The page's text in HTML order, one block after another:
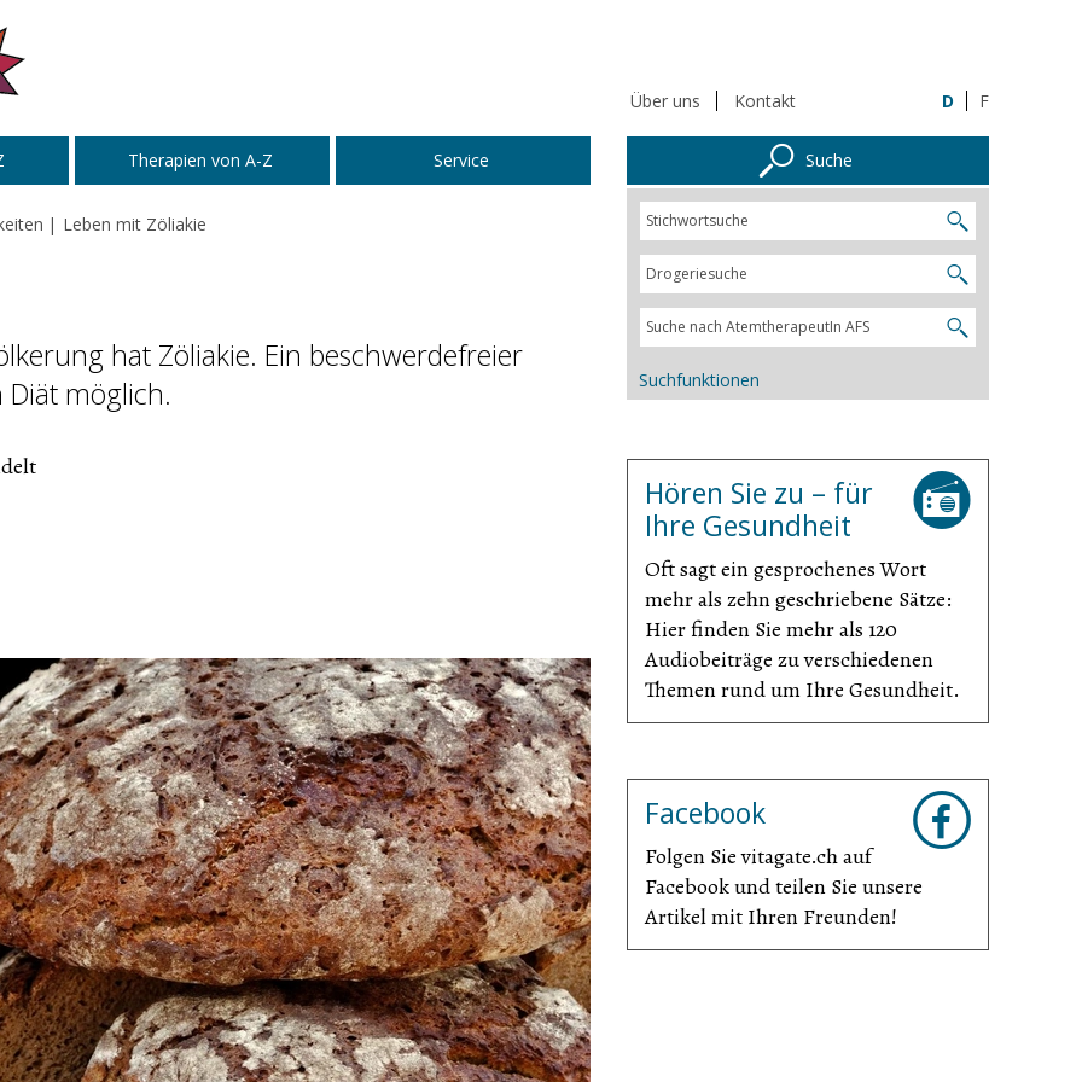
Über uns Kontakt D F
Therapien von A-Z Service
Leben mit Zöliakie
hat Zöliakie. Ein beschwerdefreier
möglich.
Suche
Suchfunktionen
Hören Sie zu – für
Ihre Gesundheit
Oft sagt ein gesprochenes Wort
mehr als zehn geschriebene Sätze:
Hier finden Sie mehr als 120
Audiobeiträge zu verschiedenen
Themen rund um Ihre Gesundheit.
Facebook
Folgen Sie vitagate.ch auf
Facebook und teilen Sie unsere
Artikel mit Ihren Freunden!